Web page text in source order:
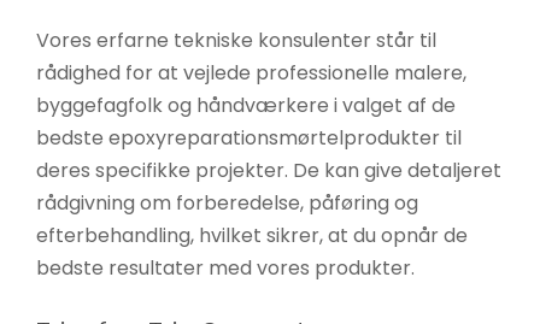
Vores erfarne tekniske konsulenter står til
rådighed for at vejlede professionelle malere,
byggefagfolk og håndværkere i valget af de
bedste epoxyreparationsmørtelprodukter til
deres specifikke projekter. De kan give detaljeret
rådgivning om forberedelse, påføring og
efterbehandling, hvilket sikrer, at du opnår de
bedste resultater med vores produkter.